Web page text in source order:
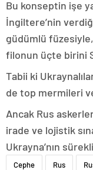
Bu konseptin işe
İngiltere’nin
güdümlü füzesiyle,
filonun üçte birini
Tabii ki
de top mermileri
Ancak Rus
irade ve lojistik
Ukrayna’nın
Cephe Rus